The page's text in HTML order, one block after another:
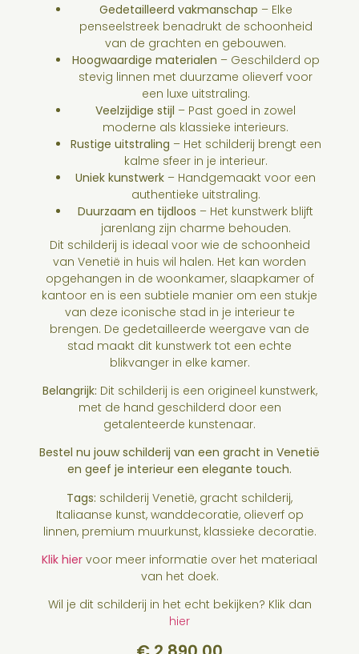
Gedetailleerd vakmanschap – Elke
penseelstreek benadrukt de schoonheid
van de grachten en gebouwen.
Hoogwaardige materialen – Geschilderd op
stevig linnen met duurzame olieverf voor
een luxe uitstraling.
Veelzijdige stijl – Past goed in zowel
moderne als klassieke interieurs.
Rustige uitstraling – Het schilderij brengt een
kalme sfeer in je interieur.
Uniek kunstwerk – Handgemaakt voor een
authentieke uitstraling.
Duurzaam en tijdloos – Het kunstwerk blijft
jarenlang zijn charme behouden.
Dit schilderij is ideaal voor wie de schoonheid
van Venetië in huis wil halen. Het kan worden
opgehangen in de woonkamer, slaapkamer of
kantoor en is een subtiele manier om een stukje
van deze iconische stad in je interieur te
brengen. De gedetailleerde weergave van de
stad maakt dit kunstwerk tot een echte
blikvanger in elke kamer.
Belangrijk: Dit schilderij is een origineel kunstwerk,
met de hand geschilderd door een
getalenteerde kunstenaar.
Bestel nu jouw schilderij van een gracht in Venetië
en geef je interieur een elegante touch.
Tags: schilderij Venetië, gracht schilderij,
Italiaanse kunst, wanddecoratie, olieverf op
linnen, premium muurkunst, klassieke decoratie.
Klik hier voor meer informatie over het materiaal
van het doek.
Wil je dit schilderij in het echt bekijken? Klik dan
hier